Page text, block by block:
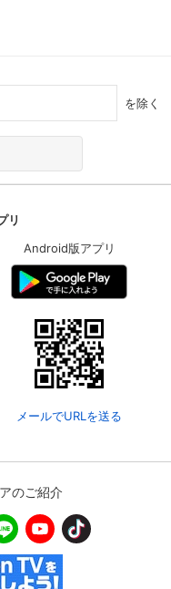
を除く
リ
Android版アプリ
メールでURLを送る
のご紹介